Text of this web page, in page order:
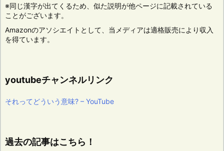
※同じ漢字が出てくるため、似た説明が他ページに記載されている
ことがございます。
Amazonのアソシエイトとして、当メディアは適格販売により収入
を得ています。
youtubeチャンネルリンク
それってどういう意味? – YouTube
過去の記事はこちら！